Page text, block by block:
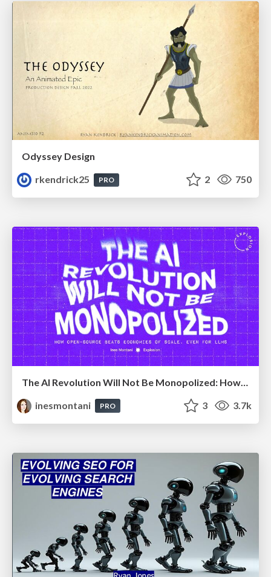
Odyssey Design
rkendrick25
PRO 2 750
inesmontani
PRO 3 3.7k